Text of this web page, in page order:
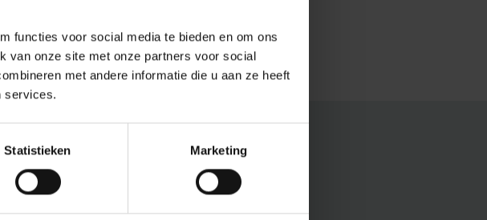
functies voor social media te bieden en om ons
van onze site met onze partners voor social
met andere informatie die u aan ze heeft
services.
Statistieken Marketing